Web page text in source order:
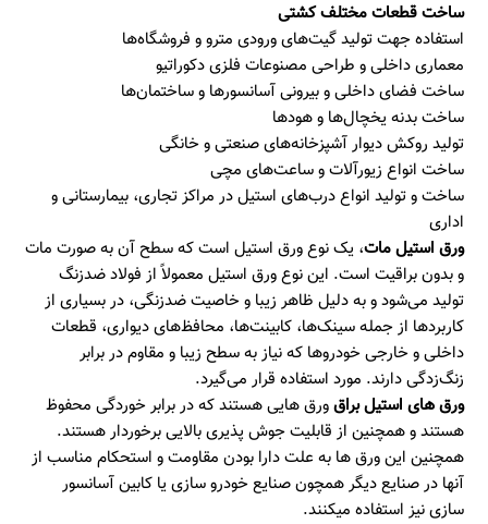
ساخت قطعات مختلف کشتی
استفاده جهت تولید گیت‌های ورودی مترو و فروشگاه‌ها
معماری داخلی و طراحی مصنوعات فلزی دکوراتیو
ساخت فضای داخلی و بیرونی آسانسورها و ساختمان‌ها
ساخت بدنه یخچال‌ها و هودها
تولید روکش دیوار آشپزخانه‌های صنعتی و خانگی
ساخت انواع زیورآلات و ساعت‌های مچی
ساخت و تولید انواع درب‌های استیل در مراکز تجاری، بیمارستانی و
اداری
ورق استیل مات، یک نوع ورق استیل است که سطح آن به صورت مات
و بدون براقیت است. این نوع ورق استیل معمولاً از فولاد ضدزنگ
تولید می‌شود و به دلیل ظاهر زیبا و خاصیت ضدزنگی، در بسیاری از
کاربردها از جمله سینک‌ها، کابینت‌ها، محافظ‌های دیواری، قطعات
داخلی و خارجی خودروها که نیاز به سطح زیبا و مقاوم در برابر
زنگ‌زدگی دارند. مورد استفاده قرار می‌گیرد.
ورق های استیل براقورق هایی هستند که در برابر خوردگی محفوظ
هستند و همچنین از قابلیت جوش پذیری بالایی برخوردار هستند.
همچنین این ورق ها به علت دارا بودن مقاومت و استحکام مناسب از
آنها در صنایع دیگر همچون صنایع خودرو سازی یا کابین آسانسور
سازی نیز استفاده میکنند.